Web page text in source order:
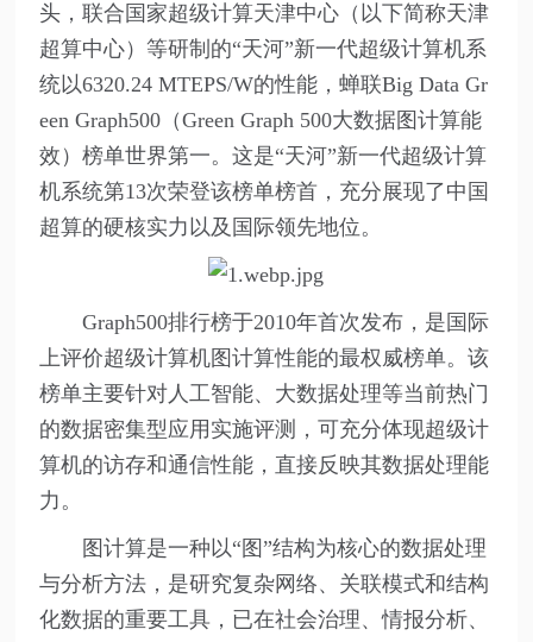
头，联合国家超级计算天津中心（以下简称天津
超算中心）等研制的“天河”新一代超级计算机系
统以6320.24 MTEPS/W的性能，蝉联Big Data Gr
een Graph500（Green Graph 500大数据图计算能
效）榜单世界第一。这是“天河”新一代超级计算
机系统第13次荣登该榜单榜首，充分展现了中国
超算的硬核实力以及国际领先地位。
Graph500排行榜于2010年首次发布，是国际
上评价超级计算机图计算性能的最权威榜单。该
榜单主要针对人工智能、大数据处理等当前热门
的数据密集型应用实施评测，可充分体现超级计
算机的访存和通信性能，直接反映其数据处理能
力。
图计算是一种以“图”结构为核心的数据处理
与分析方法，是研究复杂网络、关联模式和结构
化数据的重要工具，已在社会治理、情报分析、